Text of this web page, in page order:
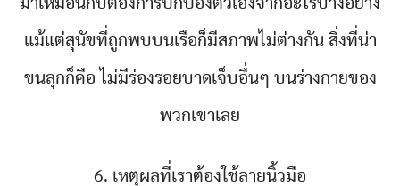
แม้แต่สุนัขที่ถูกพบบนเรือก็มีสภาพไม่ต่างกัน สิ่งที่น่า
ขนลุกก็คือ ไม่มีร่องรอยบาดเจ็บอื่นๆ บนร่างกายของ
พวกเขาเลย
6. เหตุผลที่เราต้องใช้ลายนิ้วมือ